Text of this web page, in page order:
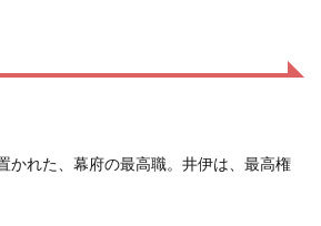
かれた、幕府の最高職。井伊は、最高権